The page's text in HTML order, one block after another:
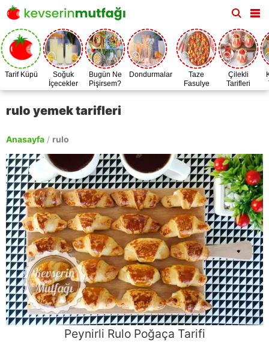
Tarif Küpü
Soğuk
İçecekler
Bugün Ne
Pişirsem?
Dondurmalar
Taze
Fasulye
Zamanı
Çilekli
Tarifleri
rulo yemek tarifleri
Anasayfa / rulo
Peynirli Rulo Poğaça Tarifi